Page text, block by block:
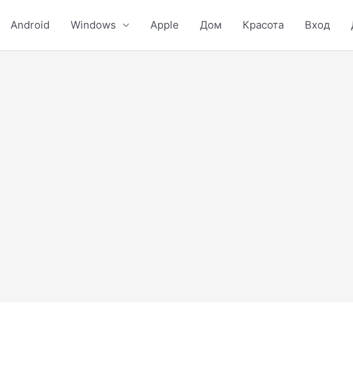
Android Windows Apple Дом Красота Вход